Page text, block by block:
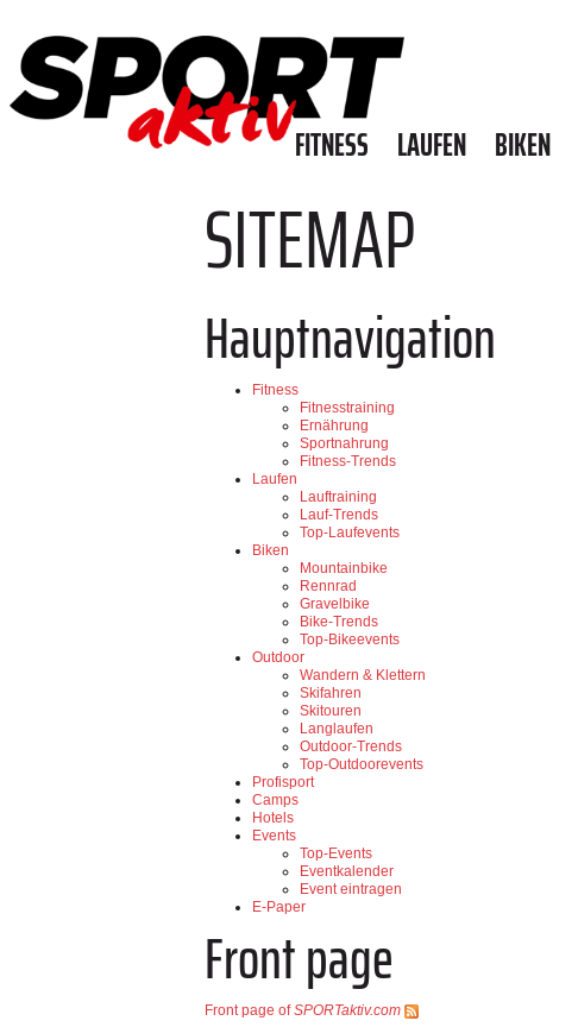
FITNESS LAUFEN BIKEN
SITEMAP
Hauptnavigation
Fitness
Fitnesstraining
Ernährung
Sportnahrung
Fitness-Trends
Laufen
Lauftraining
Lauf-Trends
Top-Laufevents
Biken
Mountainbike
Rennrad
Gravelbike
Bike-Trends
Top-Bikeevents
Outdoor
Wandern & Klettern
Skifahren
Skitouren
Langlaufen
Outdoor-Trends
Top-Outdoorevents
Profisport
Camps
Hotels
Events
Top-Events
Eventkalender
Event eintragen
E-Paper
Front page
Front page ofSPORTaktiv.com